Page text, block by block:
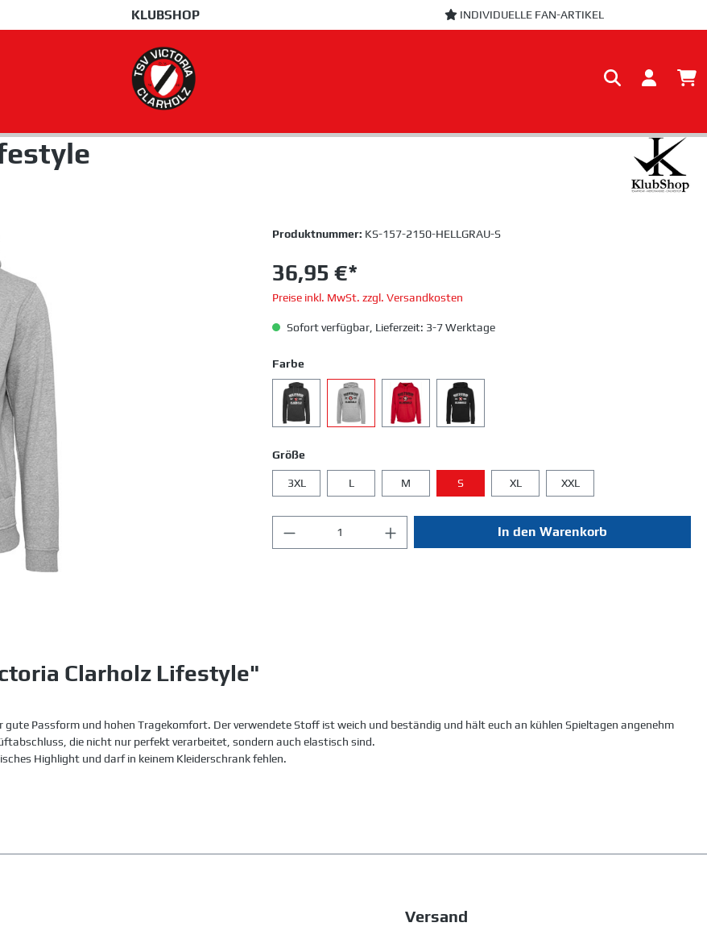
KLUBSHOP INDIVIDUELLE FAN-ARTIKEL
Produktnummer: KS-157-2150-HELLGRAU-S
36,95 €*
Preise inkl. MwSt. zzgl. Versandkosten
Sofort verfügbar, Lieferzeit: 3-7 Werktage
Farbe
Größe
3XL L M S XL XXL
In den Warenkorb
Clarholz Lifestyle"
Passform und hohen Tragekomfort. Der verwendete Stoff ist weich und beständig und hält euch an kühlen Spieltagen angenehm
die nicht nur perfekt verarbeitet, sondern auch elastisch sind.
Highlight und darf in keinem Kleiderschrank fehlen.
Versand